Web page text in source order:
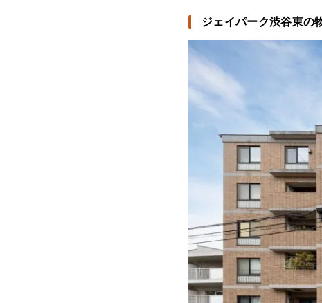
ジェイパーク渋谷東の